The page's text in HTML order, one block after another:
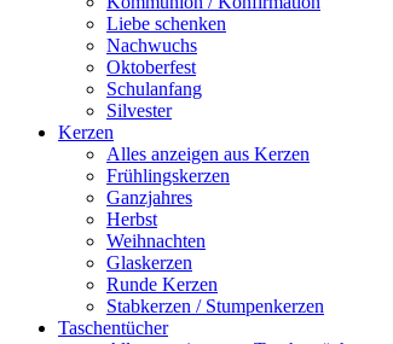
Liebe schenken
Nachwuchs
Oktoberfest
Schulanfang
Silvester
Kerzen
Alles anzeigen aus Kerzen
Frühlingskerzen
Ganzjahres
Herbst
Weihnachten
Glaskerzen
Runde Kerzen
Stabkerzen / Stumpenkerzen
Taschentücher